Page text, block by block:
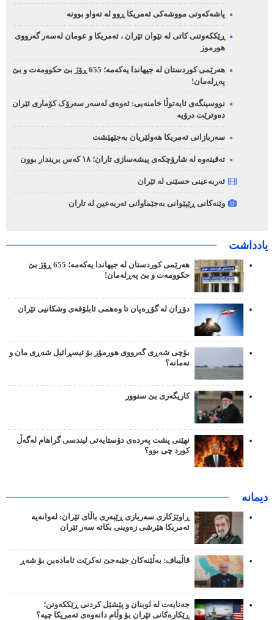
پاشەکەوتی مووشەکی ئەمریکا ڕوو لە تەواو بوونە
ڕێککەوتنی کاتی لە نێوان ئێران ، ئەمریکا و عومان لەسەر گەرووی
هورموز
هەرێمی کوردستان لە جیهاندا یەکەمە؛ 655 ڕۆژ بێ حکوومەت و بێ
پەڕلەمان!
نووسینگەی ئایەتوڵا خامنەیی: ئەوەی لەسەر سەرۆک کۆماری ئێران
دەوترێت درۆیە
سەربازانی ئەمریکا هەولێریان بەجێهێشت
تەقینەوە لە شارۆچکەی پیشەسازی تاران؛ ١٨ کەس بریندار بوون
ئەربەعینی حسێنی لە ئێران
وێنەکانی ڕێپێوانی بەجێماوانی ئەربەعین لە تاران
یادداشت
هەرێمی کوردستان لە جیهاندا یەکەمە؛ 655 ڕۆژ بێ
حکوومەت و بێ پەڕلەمان!
دۆڕان لە گۆڕەپان تا وەهمی ئابلۆقەی وشکانیی ئێران
بۆچی شەڕی گەرووی هورمۆز بۆ ئیسڕائیل شەڕی مان و
نەمانە؟
کاریگەری بێ سنوور
نهێنی پشت پەردەی دۆستایەتی لیندسی گراهام لەگەڵ
کورد چی بوو؟
دیمانە
ڕاوێژکاری سەربازی ڕێبەری باڵای ئێران: لەوانەیە
ئەمریکا هێرشی زەوینی بکاتە سەر ئێران
قاڵیباف: بەڵێنەکان جێبەجێ نەکرێت ئامادەین بۆ شەڕ
جەنایەت لە لوبنان و پێشێل کردنی ڕێککەوتن؛
ڕێکارەکانی ئێران بۆ وڵام دانەوەی ئەمریکا چیە؟